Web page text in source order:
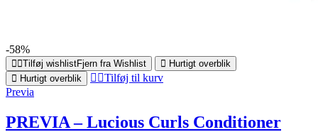
-58%
Tilføj wishlistFjern fra Wishlist
Hurtigt overblik
Hurtigt overblik
Tilføj til kurv
Previa
PREVIA – Lucious Curls Conditioner